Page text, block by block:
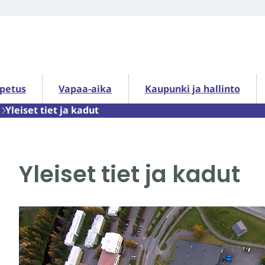
alasivut Vapaa-aika
Vapaa-aika alasivutKaupunki ja hallinto
Kaupunki ja hallinto
Yleiset tiet ja kadut
Yleiset tiet ja kadut